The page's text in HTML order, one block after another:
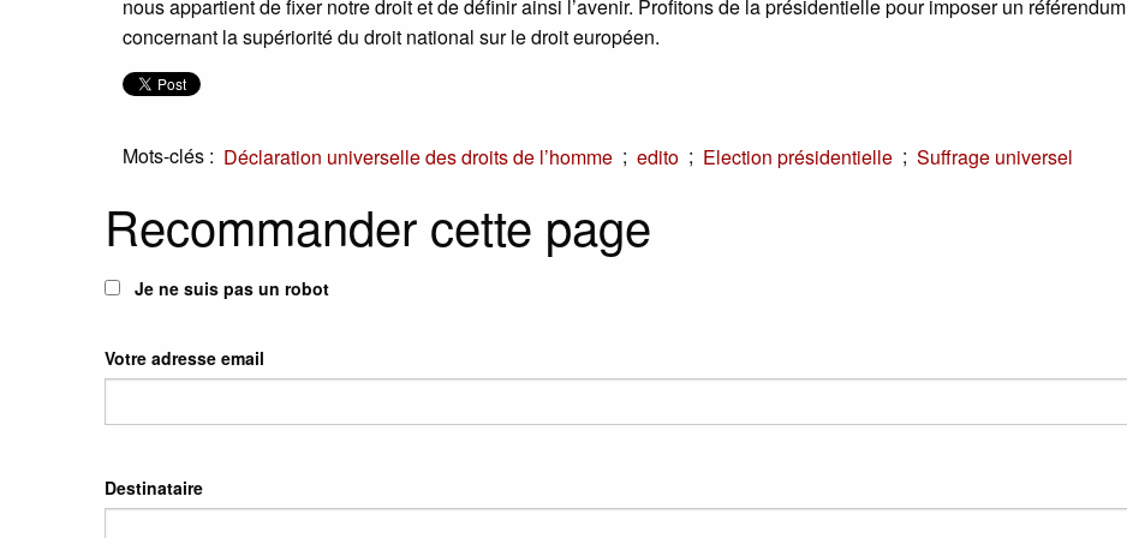
nous appartient de fixer notre droit et de définir ainsi l’avenir. Profitons de la présidentielle pour imposer un référendum
concernant la supériorité du droit national sur le droit européen.
Mots-clés : Déclaration universelle des droits de l’homme ; edito ; Election présidentielle ; Suffrage universel
Recommander cette page
Je ne suis pas un robot
Votre adresse email
Destinataire